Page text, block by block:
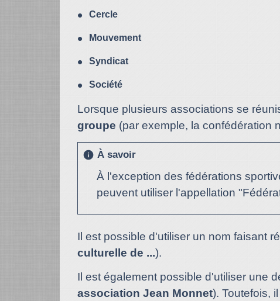
Cercle
Mouvement
Syndicat
Société
Lorsque plusieurs associations se
groupe (par exemple, la confédération
info À savoir
À l'exception des fédérations
peuvent utiliser l'appellation
Il est possible d'utiliser un nom faisant
culturelle de ...).
Il est également possible d'utiliser une
association Jean Monnet). Toutefois,